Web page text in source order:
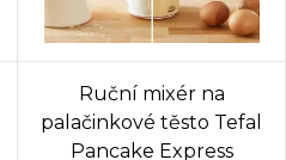
Ruční mixér na
palačinkové těsto Tefal
Pancake Express